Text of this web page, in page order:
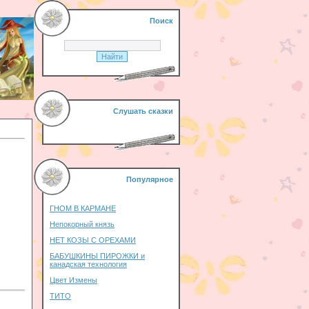
Поиск
Слушать сказки
Популярное
ГНОМ В КАРМАНЕ
Непокорный князь
НЕТ КОЗЫ С ОРЕХАМИ
БАБУШКИНЫ ПИРОЖКИ и
канадская технология
Цвет Измены
ТИТО